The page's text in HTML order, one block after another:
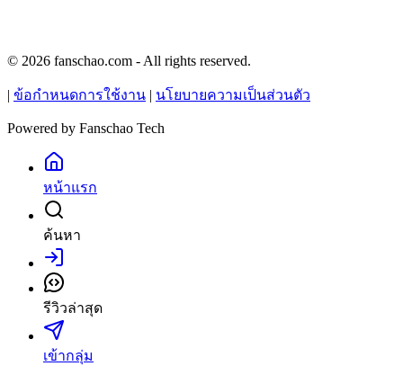
© 2026 fanschao.com - All rights reserved.
ข้อกำหนดการใช้งาน นโยบายความเป็นส่วนตัว
Powered by Fanschao Tech
หน้าแรก
ค้นหา
เข้าสู่ระบบ
รีวิวล่าสุด
เข้ากลุ่ม